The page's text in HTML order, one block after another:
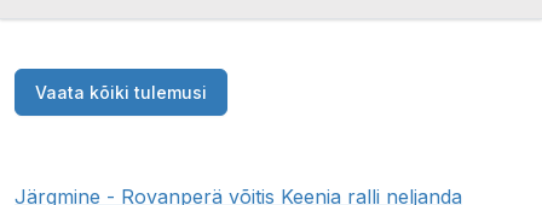
Vaata kõiki tulemusi
Järgmine - Rovanperä võitis Keenia ralli neljanda